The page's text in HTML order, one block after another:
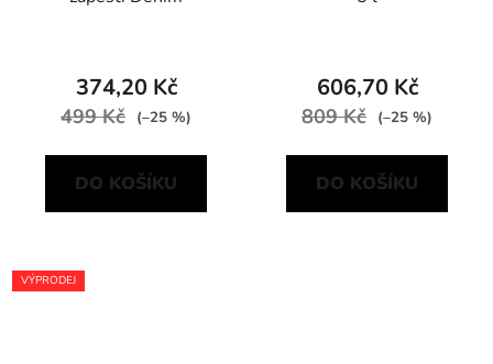
374,20 Kč
499 Kč (–25 %)
DO KOŠÍKU
606,70 Kč
809 Kč (–25 %)
DO KOŠÍKU
VÝPRODEJ